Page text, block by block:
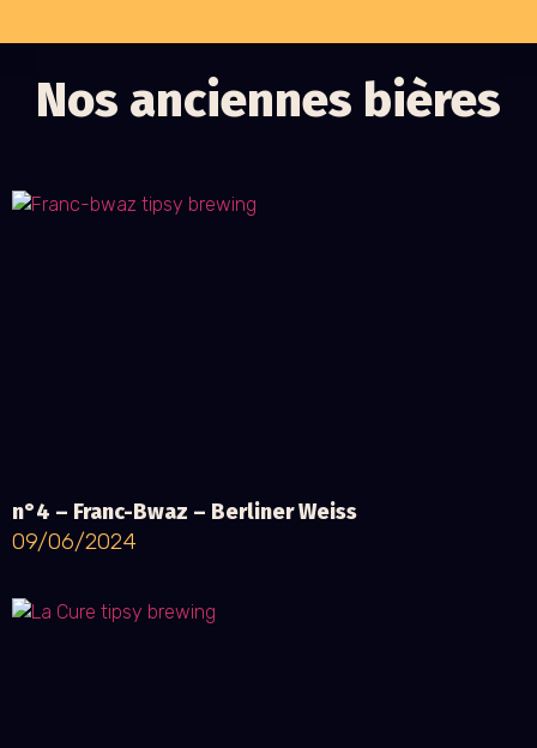
Nos anciennes bières
n°4 – Franc-Bwaz – Berliner Weiss
09/06/2024